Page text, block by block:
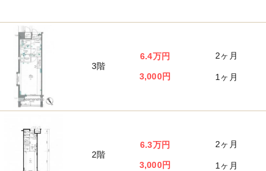
3階
6.4万円
3,000円
2ヶ月
1ヶ月
2階
6.3万円
3,000円
2ヶ月
1ヶ月